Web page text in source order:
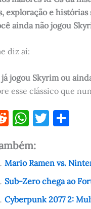
exploração e
ainda não jogou
diz aí:
já jogou Skyrim ou
esse clássico que
R
d
di
t
W
at
s
A
p
T
te
r
e
Mario Ramen vs.
Sub-Zero chega ao
Cyberpunk 2077 2: